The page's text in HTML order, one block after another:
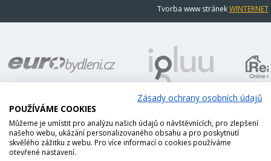
Tvorba www stránekWINTERNET
Zásady ochrany osobních údajů
POUŽÍVÁME COOKIES
Můžeme je umístit pro analýzu našich údajů o návštěvnících, pro zlepšení
našeho webu, ukázání personalizovaného obsahu a pro poskytnutí
skvělého zážitku z webu. Pro více informací o cookies používáme
otevřené nastavení.